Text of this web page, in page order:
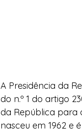
A Presidência da
do n.º 1 do artigo
da República para
nasceu em 1962 e